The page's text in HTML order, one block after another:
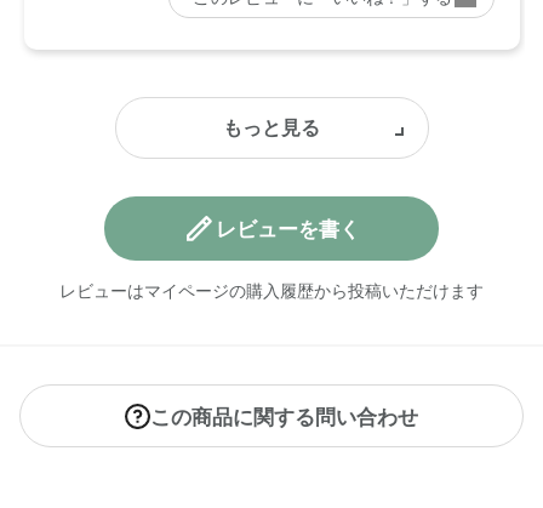
レビューを書く
レビューはマイページの購入履歴から投稿いただけます
この商品に関する問い合わせ